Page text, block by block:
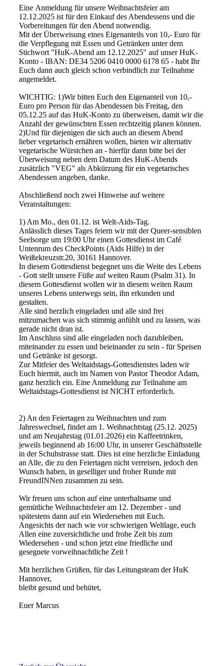
Eine Anmeldung für unsere Weihnachtsfeier am
12.12.2025 ist für den Einkauf des Abendessens und die
Vorbereitungen für den Abend notwendig.
Mit der Überweisung eines Eigenanteils von 10,- Euro für
die Verpflegung mit Essen und Getränken unter dem
Stichwort "HuK-Abend am 12.12.2025" auf unser HuK-
Konto - IBAN: DE34 5206 0410 0000 6178 65 - habt Ihr
Euch dann auch gleich schon verbindlich zur Teilnahme
angemeldet.
WICHTIG: 1)Wir bitten Euch den Eigenanteil von 10,-
Euro pro Person für das Abendessen bis Freitag, den
05.12.25 auf das HuK-Konto zu überweisen, damit wir die
Anzahl der gewünschten Essen rechtzeitig planen können.
2)Und für diejenigen die sich auch an diesem Abend
lieber vegetarisch ernähren wollen, bieten wir alternativ
vegetarische Würstchen an - hierfür dann bitte bei der
Überweisung neben dem Datum des HuK-Abends
zusätzlich "VEG" als Abkürzung für ein vegetarisches
Abendessen angeben, danke.
Abschließend noch zwei Hinweise auf weitere
Veranstaltungen:
1) Am Mo., den 01.12. ist Welt-Aids-Tag.
Anlässlich dieses Tages feiern wir mit der Queer-sensiblen
Seelsorge um 19:00 Uhr einen Gottesdienst im Café
Untenrum des CheckPoints (Aids Hilfe) in der
Weißekreuzstr.20, 30161 Hannover.
In diesem Gottesdienst begegnet uns die Weite des Lebens
- Gott stellt unsere Füße auf weiten Raum (Psalm 31). In
diesem Gottesdienst wollen wir in diesem weiten Raum
unseres Lebens unterwegs sein, ihn erkunden und
gestalten.
Alle sind herzlich eingeladen und alle sind frei
mitzumachen was sich stimmig anfühlt und zu lassen, was
gerade nicht dran ist.
Im Anschluss sind alle eingeladen noch dazubleiben,
miteinander zu essen und beieinander zu sein - für Speisen
und Getränke ist gesorgt.
Zur Mitfeier des Weltaidstags-Gottesdienstes laden wir
Euch hiermit, auch im Namen von Pastor Theodor Adam,
ganz herzlich ein. Eine Anmeldung zur Teilnahme am
Weltaidstags-Gottesdienst ist NICHT erforderlich.
2) An den Feiertagen zu Weihnachten und zum
Jahreswechsel, findet am 1. Weihnachtstag (25.12. 2025)
und am Neujahrstag (01.01.2026) ein Kaffeetrinken,
jeweils beginnend ab 16:00 Uhr, in unserer Geschäftsstelle
in der Schuhstrasse statt. Dies ist eine herzliche Einladung
an Alle, die zu den Feiertagen nicht verreisen, jedoch den
Wunsch haben, in geselliger und froher Runde mit
FreundINNen zusammen zu sein.
Wir freuen uns schon auf eine unterhaltsame und
gemütliche Weihnachtsfeier am 12. Dezember - und
spätestens dann auf ein Wiedersehen mit Euch.
Angesichts der nach wie vor schwierigen Weltlage, euch
Allen eine zuversichtliche und frohe Zeit bis zum
Wiedersehen - und schon jetzt eine friedliche und
gesegnete vorweihnachtliche Zeit !
Mit herzlichen Grüßen, für das Leitungsteam der HuK
Hannover,
bleibt gesund und behütet,
Euer Marcus